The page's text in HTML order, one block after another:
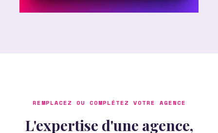
REMPLACEZ OU COMPLÉTEZ VOTRE AGENCE
L'expertise d'une agence,